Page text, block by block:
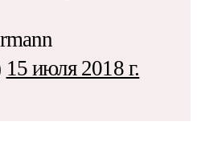
15 июля 2018 г.